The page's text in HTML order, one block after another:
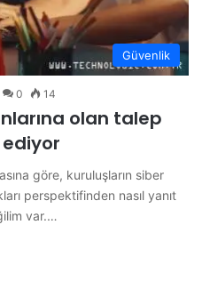
Güvenlik
0 14
olan talep
göre, kuruluşların siber
perspektifinden nasıl yanıt
var.…